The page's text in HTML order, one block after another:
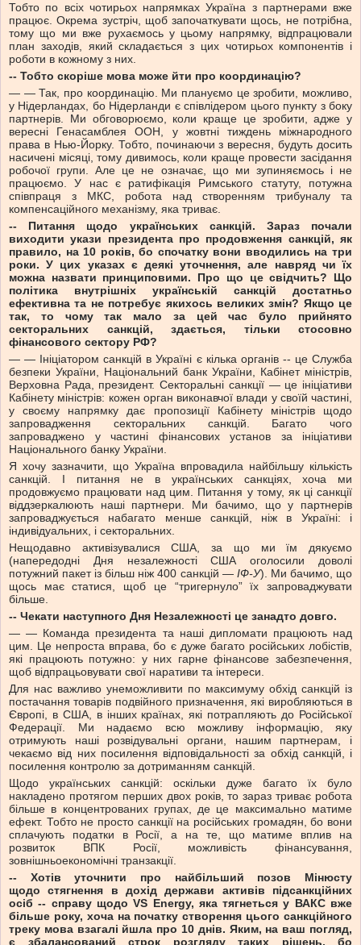
Тобто по всіх чотирьох напрямках Україна з партнерами вже
працює. Окрема зустріч, щоб започаткувати щось, не потрібна,
тому що ми вже рухаємось у цьому напрямку, відпрацювали
план заходів, який складається з цих чотирьох компонентів і
роботи в кожному з них.
-- Тобто скоріше мова може йти про координацію?
— — Так, про координацію. Ми плануємо це зробити, можливо,
у Нідерландах, бо Нідерланди є співлідером цього пункту з боку
партнерів. Ми обговорюємо, коли краще це зробити, адже у
вересні Генасамблея ООН, у жовтні тиждень міжнародного
права в Нью-Йорку. Тобто, починаючи з вересня, будуть досить
насичені місяці, тому дивимось, коли краще провести засідання
робочої групи. Але це не означає, що ми зупиняємось і не
працюємо. У нас є ратифікація Римського статуту, потужна
співпраця з МКС, робота над створенням трибуналу та
компенсаційного механізму, яка триває.
-- Питання щодо українських санкцій. Зараз почали
виходити укази президента про продовження санкцій, як
правило, на 10 років, бо спочатку вони вводились на три
роки. У цих указах є деякі уточнення, але навряд чи їх
можна назвати принциповими. Про що це свідчить? Що
політика внутрішніх українській санкцій достатньо
ефективна та не потребує якихось великих змін? Якщо це
так, то чому так мало за цей час було прийнято
секторальних санкцій, здається, тільки стосовно
фінансового сектору РФ?
— — Ініціатором санкцій в Україні є кілька органів -- це Служба
безпеки України, Національний банк України, Кабінет міністрів,
Верховна Рада, президент. Секторальні санкції — це ініціативи
Кабінету міністрів: кожен орган виконавчої влади у своїй частині,
у своєму напрямку дає пропозиції Кабінету міністрів щодо
запровадження секторальних санкцій. Багато чого
запроваджено у частині фінансових установ за ініціативи
Національного банку України.
Я хочу зазначити, що Україна впровадила найбільшу кількість
санкцій. І питання не в українських санкціях, хоча ми
продовжуємо працювати над цим. Питання у тому, як ці санкції
віддзеркалюють наші партнери. Ми бачимо, що у партнерів
запроваджується набагато менше санкцій, ніж в Україні: і
індивідуальних, і секторальних.
Нещодавно активізувалися США, за що ми їм дякуємо
(напередодні Дня незалежності США оголосили доволі
потужний пакет із більш ніж 400 санкцій — ІФ-У). Ми бачимо, що
щось має статися, щоб це “тригернуло” їх запроваджувати
більше.
-- Чекати наступного Дня Незалежності це занадто довго.
— — Команда президента та наші дипломати працюють над
цим. Це непроста вправа, бо є дуже багато російських лобістів,
які працюють потужно: у них гарне фінансове забезпечення,
щоб відпрацьовувати свої наративи та інтереси.
Для нас важливо унеможливити по максимуму обхід санкцій із
постачання товарів подвійного призначення, які виробляються в
Європі, в США, в інших країнах, які потрапляють до Російської
Федерації. Ми надаємо всю можливу інформацію, яку
отримують наші розвідувальні органи, нашим партнерам, і
чекаємо від них посилення відповідальності за обхід санкцій, і
посилення контролю за дотриманням санкцій.
Щодо українських санкцій: оскільки дуже багато їх було
накладено протягом перших двох років, то зараз триває робота
більше в концентрованих групах, де це максимально матиме
ефект. Тобто не просто санкції на російських громадян, бо вони
сплачують податки в Росії, а на те, що матиме вплив на
розвиток ВПК Росії, можливість фінансування,
зовнішньоекономічні транзакції.
-- Хотів уточнити про найбільший позов Мінюсту
щодо стягнення в дохід держави активів підсанкційних
осіб -- справу щодо VS Energy, яка тягнеться у ВАКС вже
більше року, хоча на початку створення цього санкційного
треку мова взагалі йшла про 10 днів. Яким, на ваш погляд,
є збалансований строк розгляду таких рішень, бо